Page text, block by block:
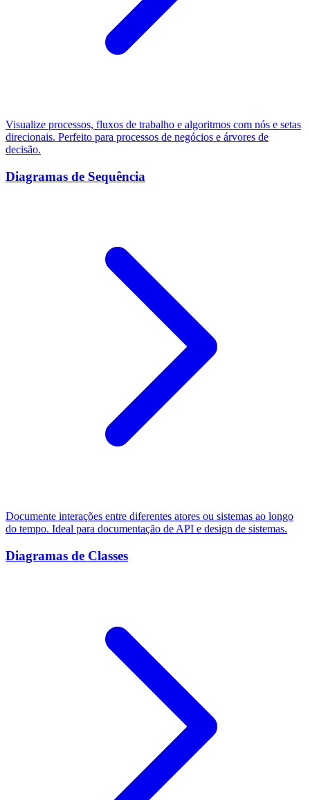
Visualize processos, fluxos de trabalho e algoritmos com nós e setas
direcionais. Perfeito para processos de negócios e árvores de
decisão.
Diagramas de Sequência
Documente interações entre diferentes atores ou sistemas ao longo
do tempo. Ideal para documentação de API e design de sistemas.
Diagramas de Classes